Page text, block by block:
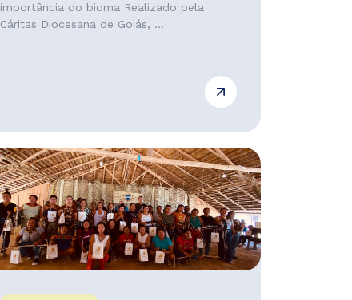
importância do bioma Realizado pela
Cáritas Diocesana de Goiás, ...